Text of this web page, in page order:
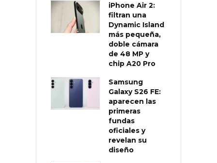
iPhone Air 2:
filtran una
Dynamic Island
más pequeña,
doble cámara
de 48 MP y
chip A20 Pro
Samsung
Galaxy S26 FE:
aparecen las
primeras
fundas
oficiales y
revelan su
diseño